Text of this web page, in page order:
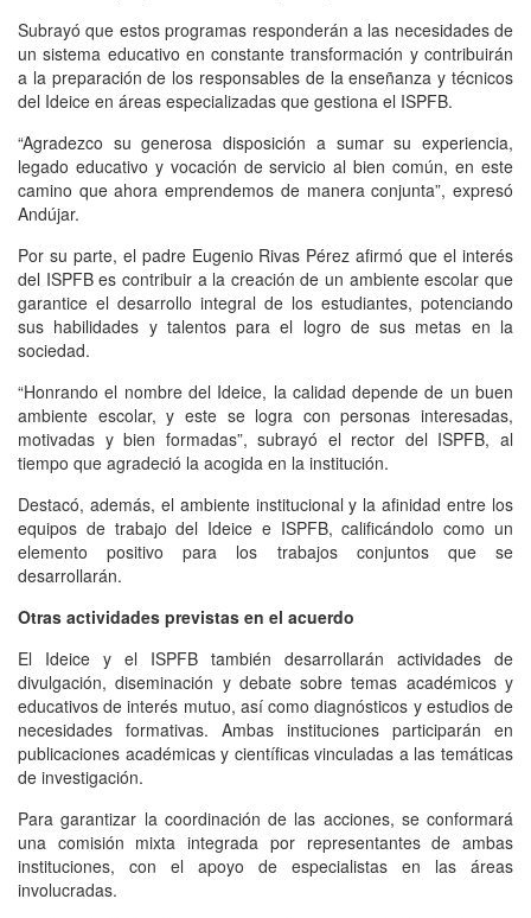
Subrayó que estos programas responderán a las necesidades de
un sistema educativo en constante transformación y contribuirán
a la preparación de los responsables de la enseñanza y técnicos
del Ideice en áreas especializadas que gestiona el ISPFB.
“Agradezco su generosa disposición a sumar su experiencia,
legado educativo y vocación de servicio al bien común, en este
camino que ahora emprendemos de manera conjunta”, expresó
Andújar.
Por su parte, el padre Eugenio Rivas Pérez afirmó que el interés
del ISPFB es contribuir a la creación de un ambiente escolar que
garantice el desarrollo integral de los estudiantes, potenciando
sus habilidades y talentos para el logro de sus metas en la
sociedad.
“Honrando el nombre del Ideice, la calidad depende de un buen
ambiente escolar, y este se logra con personas interesadas,
motivadas y bien formadas”, subrayó el rector del ISPFB, al
tiempo que agradeció la acogida en la institución.
Destacó, además, el ambiente institucional y la afinidad entre los
equipos de trabajo del Ideice e ISPFB, calificándolo como un
elemento positivo para los trabajos conjuntos que se
desarrollarán.
Otras actividades previstas en el acuerdo
El Ideice y el ISPFB también desarrollarán actividades de
divulgación, diseminación y debate sobre temas académicos y
educativos de interés mutuo, así como diagnósticos y estudios de
necesidades formativas. Ambas instituciones participarán en
publicaciones académicas y científicas vinculadas a las temáticas
de investigación.
Para garantizar la coordinación de las acciones, se conformará
una comisión mixta integrada por representantes de ambas
instituciones, con el apoyo de especialistas en las áreas
involucradas.